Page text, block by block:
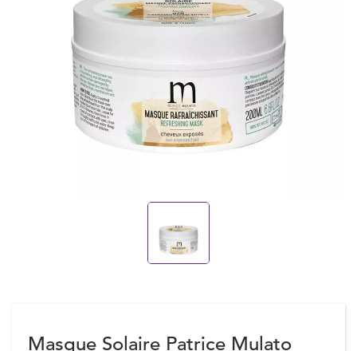
Masque Solaire Patrice Mulato